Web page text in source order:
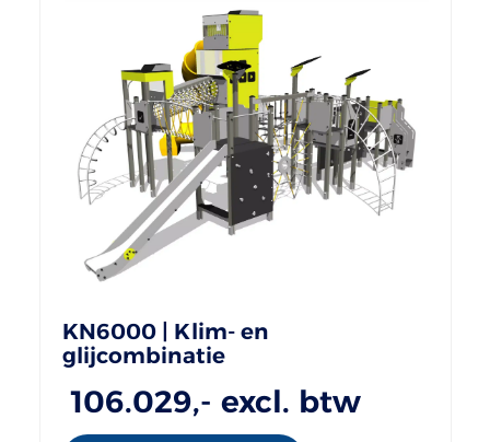
KN6000 | Klim- en
glijcombinatie
106.029,- excl. btw